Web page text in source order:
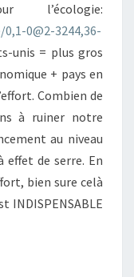
l’écologie:
0@2-3244,36-
unis = plus gros
+ pays en
Combien de
à ruiner notre
au niveau
effet de serre. En
bien sure celà
INDISPENSABLE
LA SUITE